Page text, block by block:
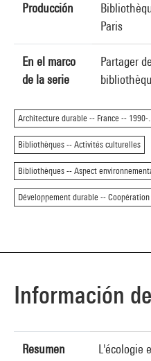
Producción
Paris
En el marco
de la serie
Partager
Architecture durable -- France -- 1990-
Bibliothèques -- Activités culturelles
Bibliothèques -- Aspect
Développement durable --
Información
Resumen
L'écologie